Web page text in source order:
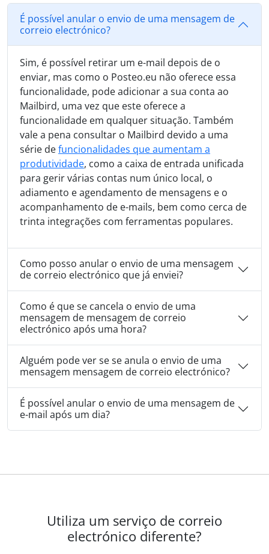
É possível anular o envio de uma mensagem de
correio electrónico?
Sim, é possível retirar um e-mail depois de o
enviar, mas como o Posteo.eu não oferece essa
funcionalidade, pode adicionar a sua conta ao
Mailbird, uma vez que este oferece a
funcionalidade em qualquer situação. Também
vale a pena consultar o Mailbird devido a uma
série defuncionalidades que aumentam a
produtividade, como a caixa de entrada unificada
para gerir várias contas num único local, o
adiamento e agendamento de mensagens e o
acompanhamento de e-mails, bem como cerca de
trinta integrações com ferramentas populares.
Como posso anular o envio de uma mensagem
de correio electrónico que já enviei?
Como é que se cancela o envio de uma
mensagem de mensagem de correio
electrónico após uma hora?
Alguém pode ver se se anula o envio de uma
mensagem mensagem de correio electrónico?
É possível anular o envio de uma mensagem de
e-mail após um dia?
Utiliza um serviço de correio
electrónico diferente?